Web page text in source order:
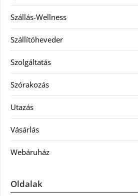
Szállás-Wellness
Szállítóheveder
Szolgáltatás
Szórakozás
Utazás
Vásárlás
Webáruház
Oldalak